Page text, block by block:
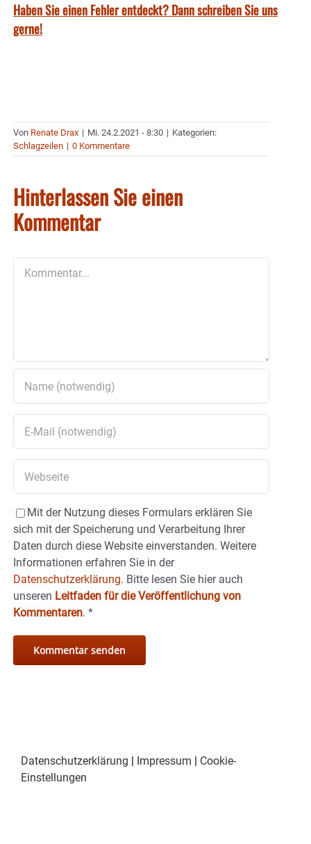
Haben Sie einen Fehler entdeckt? Dann schreiben Sie uns
gerne!
Von Renate Drax | Mi. 24.2.2021 - 8:30 | Kategorien:
Schlagzeilen | 0 Kommentare
Hinterlassen Sie einen
Kommentar
Mit der Nutzung dieses Formulars erklären Sie
sich mit der Speicherung und Verarbeitung Ihrer
Daten durch diese Website einverstanden. Weitere
Informationen erfahren Sie in der
Datenschutzerklärung. Bitte lesen Sie hier auch
unseren Leitfaden für die Veröffentlichung von
Kommentaren. *
Datenschutzerklärung Impressum
Cookie-
Einstellungen